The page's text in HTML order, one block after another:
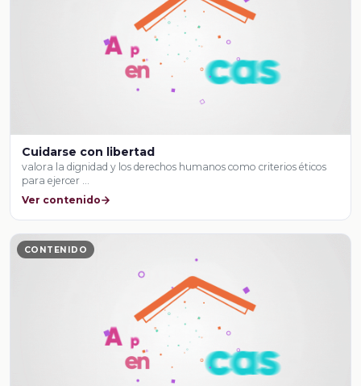
Cuidarse con libertad
valora la dignidad y los derechos humanos como criterios éticos
para ejercer …
Ver contenido
CONTENIDO